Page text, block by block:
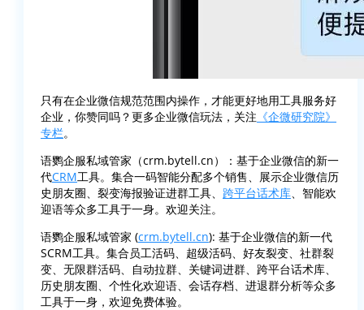
只有在企业微信规范范围内操作，才能更好地用工具服务好
企业，你赞同吗？更多企业微信玩法，关注 《企微研究院》
专栏。
语鹦企服私域管家（crm.bytell.cn）：基于企业微信的新一
代CRM工具。集合一码智能分配多个销售、展示企业微信历
史朋友圈、裂变海报验证进群工具、 跨平台话术库、智能欢
迎语等众多工具于一身。欢迎关注。
语鹦企服私域管家 (crm.bytell.cn): 基于企业微信的新一代
SCRM工具。集合员工活码、超级活码、好友裂变、社群裂
变、无限群活码、自动拉群、关键词进群、跨平台话术库、
历史朋友圈、个性化欢迎语、会话存档、进退群分析等众多
工具于一身，欢迎免费体验。